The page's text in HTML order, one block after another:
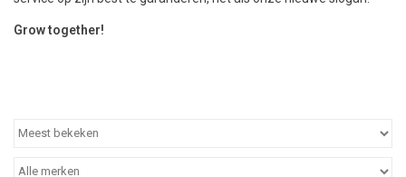
Grow together!